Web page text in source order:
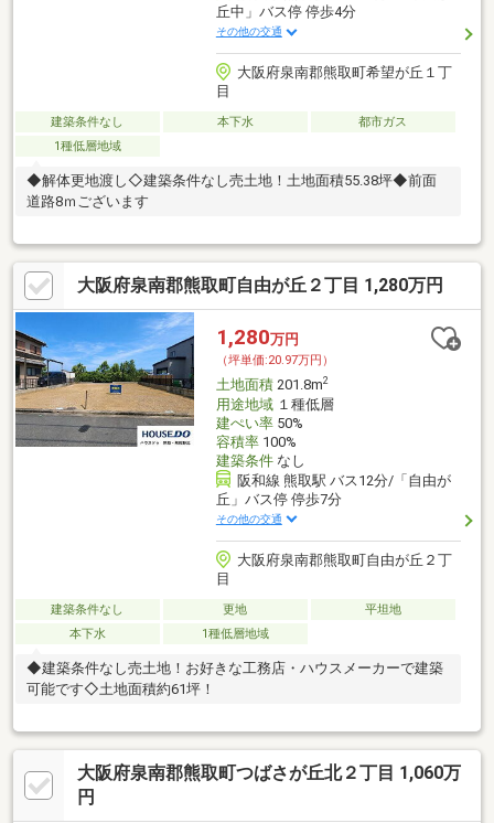
丘中」バス停 停歩4分
その他の交通
大阪府泉南郡熊取町希望が丘１丁
目
建築条件なし 本下水
都市ガス
1種低層地域
◆解体更地渡し◇建築条件なし売土地！土地面積55.38坪◆前面
道路8ｍございます
大阪府泉南郡熊取町自由が丘２丁目 1,280万円
1,280万円
（坪単価:20.97万円）
土地面積201.8m2
用途地域１種低層
建ぺい率50%
容積率100%
建築条件なし
阪和線 熊取駅 バス12分/「自由が
丘」バス停 停歩7分
その他の交通
大阪府泉南郡熊取町自由が丘２丁
目
建築条件なし 更地
平坦地
本下水
1種低層地域
◆建築条件なし売土地！お好きな工務店・ハウスメーカーで建築
可能です◇土地面積約61坪！
大阪府泉南郡熊取町つばさが丘北２丁目 1,060万
円